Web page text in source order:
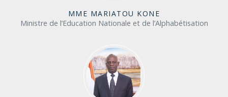
MME MARIATOU KONE
Ministre de l’Education Nationale et de l’Alphabétisation